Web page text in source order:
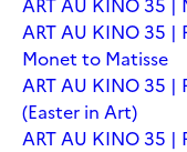
ART AU KINO 35
Monet to Matisse
ART AU KINO 35 |
(Easter in Art)
ART AU KINO 35 |